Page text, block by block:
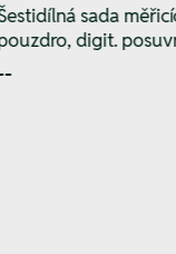
sada
digit.